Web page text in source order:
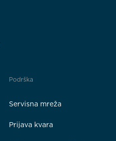
Podrška
Servisna mreža
Prijava kvara